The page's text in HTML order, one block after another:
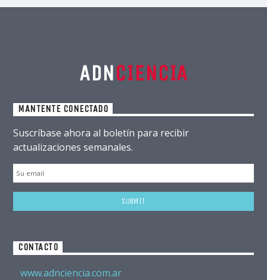
ADNCIENCIA
MANTENTE CONECTADO
Suscríbase ahora al boletín para recibir
actualizaciones semanales.
CONTACTO
www.adnciencia.com.ar